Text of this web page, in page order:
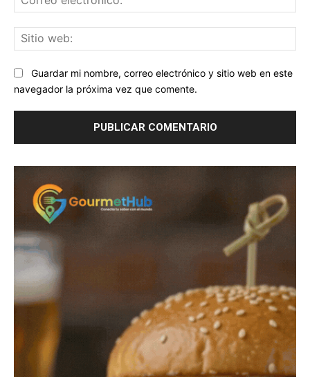
Guardar mi nombre, correo electrónico y sitio web en este
navegador la próxima vez que comente.